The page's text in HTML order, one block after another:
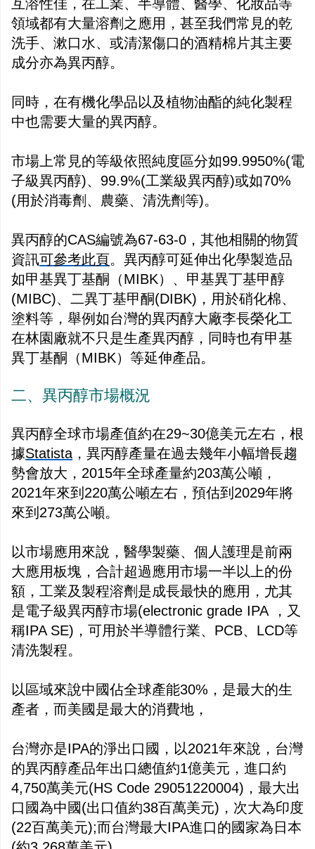
互溶性佳，在工業、半導體、醫學、化妝品等
領域都有大量溶劑之應用，甚至我們常見的乾
洗手、漱口水、或清潔傷口的酒精棉片其主要
成分亦為異丙醇。
同時，在有機化學品以及植物油酯的純化製程
中也需要大量的異丙醇。
市場上常見的等級依照純度區分如99.9950%(電
子級異丙醇)、99.9%(工業級異丙醇)或如70%
(用於消毒劑、農藥、清洗劑等)。
異丙醇的CAS編號為67-63-0 ，其他相關的物質
資訊可參考此頁。異丙醇可延伸出化學製造品
如甲基異丁基酮（MIBK）、甲基異丁基甲醇
(MIBC)、二異丁基甲酮(DIBK)，用於硝化棉、
塗料等，舉例如台灣的異丙醇大廠李長榮化工
在林園廠就不只是生產異丙醇，同時也有甲基
異丁基酮（MIBK）等延伸產品。
二、異丙醇市場概況
異丙醇全球市場產值約在29~30億美元左右，根
據Statista ，異丙醇產量在過去幾年小幅增長趨
勢會放大，2015年全球產量約203萬公噸，
2021年來到220萬公噸左右，預估到2029年將
來到273萬公噸。
以市場應用來說，醫學製藥、個人護理是前兩
大應用板塊，合計超過應用市場一半以上的份
額，工業及製程溶劑是成長最快的應用，尤其
是電子級異丙醇市場(electronic grade IPA ，又
稱IPA SE)，可用於半導體行業、PCB、LCD等
清洗製程。
以區域來說中國佔全球產能30%，是最大的生
產者，而美國是最大的消費地，
台灣亦是IPA的淨出口國，以2021年來說，台灣
的異丙醇產品年出口總值約1億美元，進口約
4,750萬美元(HS Code 29051220004)，最大出
口國為中國(出口值約38百萬美元)，次大為印度
(22百萬美元);而台灣最大IPA進口的國家為日本